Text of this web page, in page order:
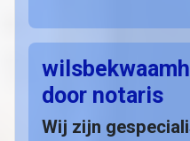
door notaris
Wij zijn